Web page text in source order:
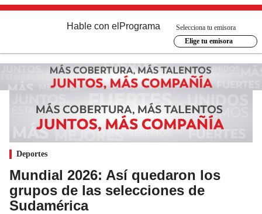
Hable con el Programa
Selecciona tu emisora
Elige tu emisora
Deportes
Mundial 2026: Así quedaron los
grupos de las selecciones de
Sudamérica